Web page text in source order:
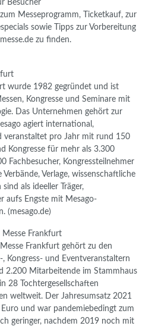
Besucher
Messeprogramm, Ticketkauf, zur
sowie Tipps zur Vorbereitung
zu finden.
wurde 1982 gegründet und ist
Kongresse und Seminare mit
Das Unternehmen gehört zur
agiert international,
veranstaltet pro Jahr mit rund 150
Kongresse für mehr als 3.300
Fachbesucher, Kongressteilnehmer
Verlage, wissenschaftliche
als ideeller Träger,
aufs Engste mit Mesago-
(mesago.de)
Frankfurt
Frankfurt gehört zu den
Kongress- und Eventveranstaltern
2.200 Mitarbeitende im Stammhaus
28 Tochtergesellschaften
weltweit. Der Jahresumsatz 2021
und war pandemiebedingt zum
geringer, nachdem 2019 noch mit